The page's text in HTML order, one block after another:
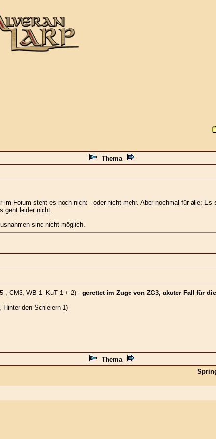
Thema
im Forum steht es noch nicht - oder nicht mehr. Aber nochmal für alle:
geht leider nicht.
sind nicht möglich.
; CM3, WB 1, KuT 1 + 2) - gerettet im Zuge von ZG3, akuter Fall für
Hinter den Schleiern 1)
Thema